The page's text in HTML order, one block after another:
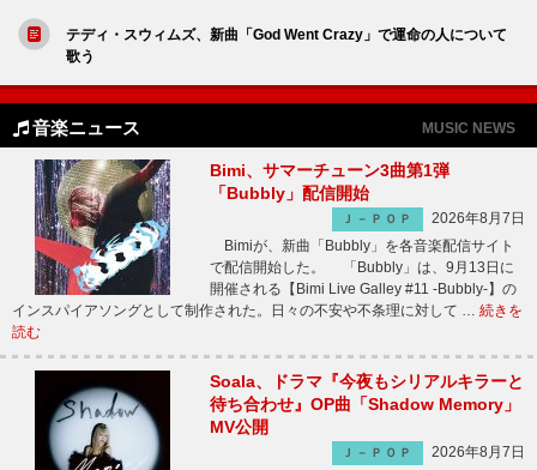
テディ・スウィムズ、新曲「God Went Crazy」で運命の人について
歌う
音楽ニュース MUSIC NEWS
Bimi、サマーチューン3曲第1弾
「Bubbly」配信開始
Ｊ－ＰＯＰ
2026年8月7日
Bimiが、新曲「Bubbly」を各音楽配信サイト
で配信開始した。 「Bubbly」は、9月13日に
開催される【Bimi Live Galley #11 -Bubbly-】の
インスパイアソングとして制作された。日々の不安や不条理に対して … 続きを
読む
Soala、ドラマ『今夜もシリアルキラーと
待ち合わせ』OP曲「Shadow Memory」
MV公開
Ｊ－ＰＯＰ
2026年8月7日